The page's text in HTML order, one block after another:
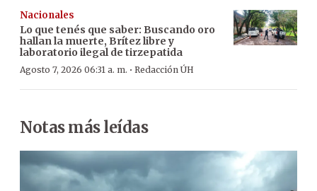
Nacionales
Lo que tenés que saber: Buscando oro
hallan la muerte, Brítez libre y
laboratorio ilegal de tirzepatida
Agosto 7, 2026 06:31 a. m. · Redacción ÚH
Notas más leídas